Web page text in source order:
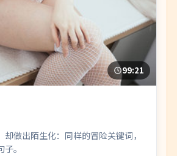
99:21
做出陌生化：同样的冒险关键词，
。